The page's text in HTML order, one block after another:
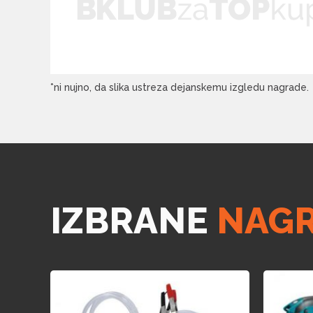
*ni nujno, da slika ustreza dejanskemu izgledu nagrade.
IZBRANE